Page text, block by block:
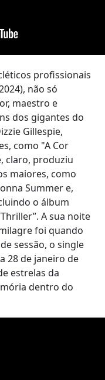
profissionais
não só
maestro e
dos gigantes do
Gillespie,
como "A Cor
claro, produziu
maiores, como
Summer e,
o álbum
A sua noite
foi quando
sessão, o single
28 de janeiro de
estrelas da
dentro do